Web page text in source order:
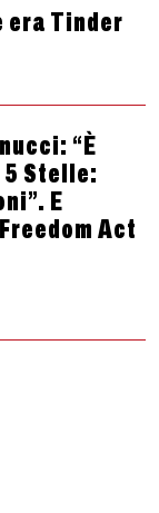
era Tinder
“È
Stelle:
E
Act